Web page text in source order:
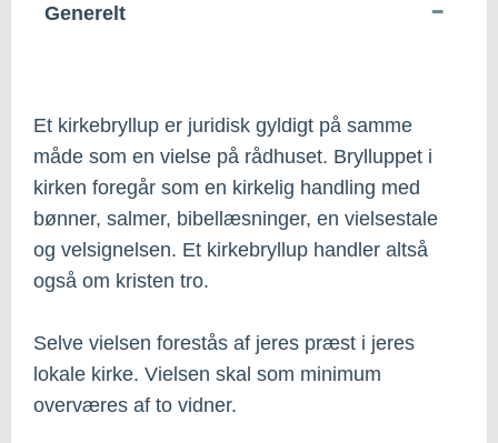
Generelt
Et kirkebryllup er juridisk gyldigt på samme
måde som en vielse på rådhuset. Brylluppet i
kirken foregår som en kirkelig handling med
bønner, salmer, bibellæsninger, en vielsestale
og velsignelsen. Et kirkebryllup handler altså
også om kristen tro.
Selve vielsen forestås af jeres præst i jeres
lokale kirke. Vielsen skal som minimum
overværes af to vidner.